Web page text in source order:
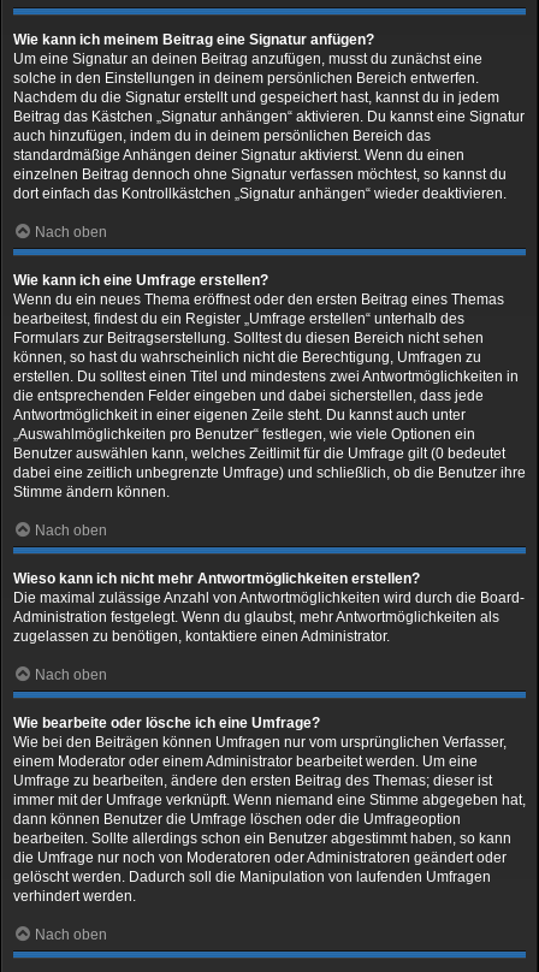
Wie kann ich meinem Beitrag eine Signatur anfügen?
Um eine Signatur an deinen Beitrag anzufügen, musst du zunächst eine
solche in den Einstellungen in deinem persönlichen Bereich entwerfen.
Nachdem du die Signatur erstellt und gespeichert hast, kannst du in jedem
Beitrag das Kästchen „Signatur anhängen“ aktivieren. Du kannst eine Signatur
auch hinzufügen, indem du in deinem persönlichen Bereich das
standardmäßige Anhängen deiner Signatur aktivierst. Wenn du einen
einzelnen Beitrag dennoch ohne Signatur verfassen möchtest, so kannst du
dort einfach das Kontrollkästchen „Signatur anhängen“ wieder deaktivieren.
Nach oben
Wie kann ich eine Umfrage erstellen?
Wenn du ein neues Thema eröffnest oder den ersten Beitrag eines Themas
bearbeitest, findest du ein Register „Umfrage erstellen“ unterhalb des
Formulars zur Beitragserstellung. Solltest du diesen Bereich nicht sehen
können, so hast du wahrscheinlich nicht die Berechtigung, Umfragen zu
erstellen. Du solltest einen Titel und mindestens zwei Antwortmöglichkeiten in
die entsprechenden Felder eingeben und dabei sicherstellen, dass jede
Antwortmöglichkeit in einer eigenen Zeile steht. Du kannst auch unter
„Auswahlmöglichkeiten pro Benutzer“ festlegen, wie viele Optionen ein
Benutzer auswählen kann, welches Zeitlimit für die Umfrage gilt (0 bedeutet
dabei eine zeitlich unbegrenzte Umfrage) und schließlich, ob die Benutzer ihre
Stimme ändern können.
Nach oben
Wieso kann ich nicht mehr Antwortmöglichkeiten erstellen?
Die maximal zulässige Anzahl von Antwortmöglichkeiten wird durch die Board-
Administration festgelegt. Wenn du glaubst, mehr Antwortmöglichkeiten als
zugelassen zu benötigen, kontaktiere einen Administrator.
Nach oben
Wie bearbeite oder lösche ich eine Umfrage?
Wie bei den Beiträgen können Umfragen nur vom ursprünglichen Verfasser,
einem Moderator oder einem Administrator bearbeitet werden. Um eine
Umfrage zu bearbeiten, ändere den ersten Beitrag des Themas; dieser ist
immer mit der Umfrage verknüpft. Wenn niemand eine Stimme abgegeben hat,
dann können Benutzer die Umfrage löschen oder die Umfrageoption
bearbeiten. Sollte allerdings schon ein Benutzer abgestimmt haben, so kann
die Umfrage nur noch von Moderatoren oder Administratoren geändert oder
gelöscht werden. Dadurch soll die Manipulation von laufenden Umfragen
verhindert werden.
Nach oben